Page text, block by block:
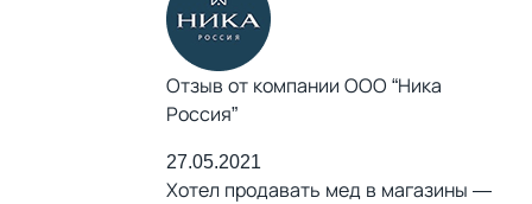
Отзыв от компании ООО “Ника
Россия”
27.05.2021
Хотел продавать мед в магазины —